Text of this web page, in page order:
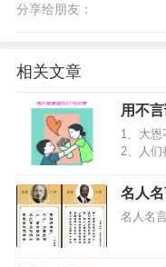
分享给朋友：
相关文章
用不
1、大恩
2、人们
地，只
乐！3
报。…
名人
名人名